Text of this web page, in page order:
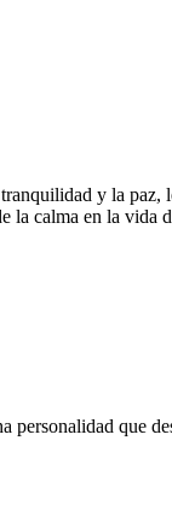
y la
la calma en la vida
que